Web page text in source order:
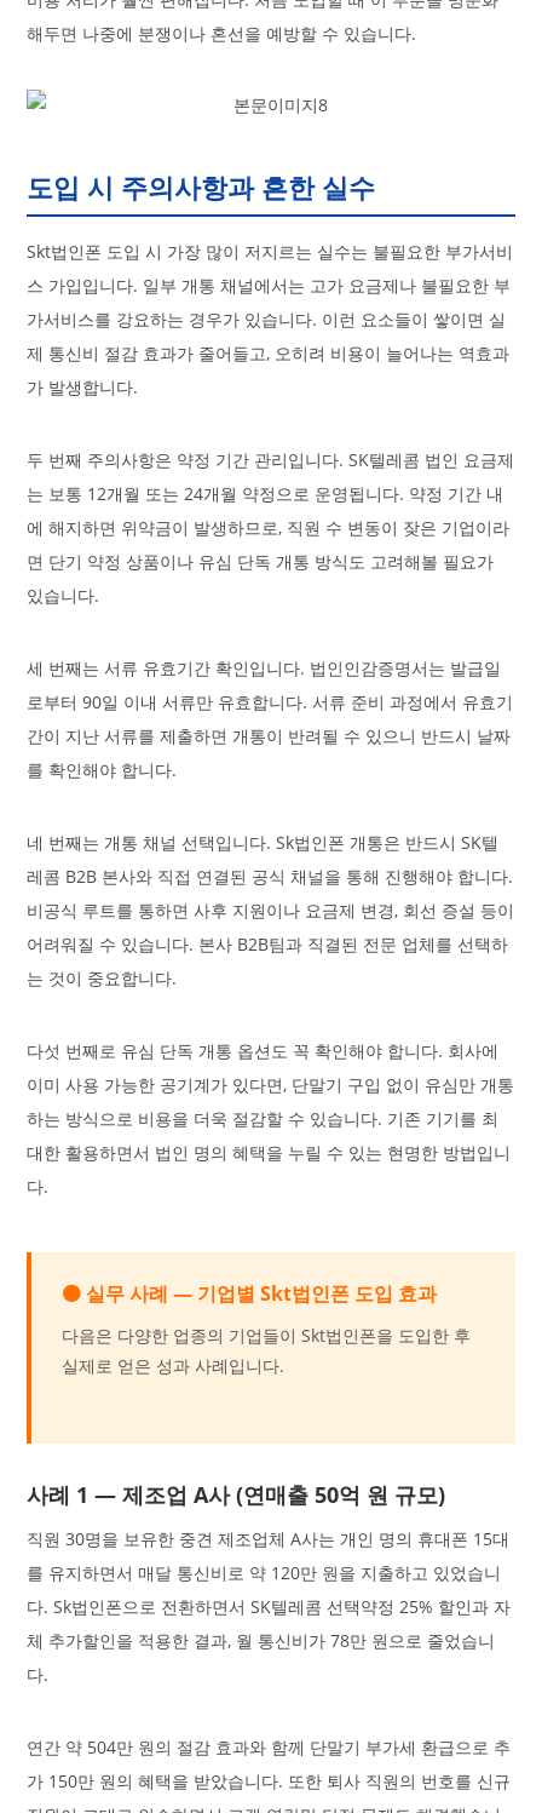
해두면 나중에 분쟁이나 혼선을 예방할 수 있습니다.
도입 시 주의사항과 흔한 실수
Skt법인폰 도입 시 가장 많이 저지르는 실수는 불필요한 부가서비
스 가입입니다. 일부 개통 채널에서는 고가 요금제나 불필요한 부
가서비스를 강요하는 경우가 있습니다. 이런 요소들이 쌓이면 실
제 통신비 절감 효과가 줄어들고, 오히려 비용이 늘어나는 역효과
가 발생합니다.
두 번째 주의사항은 약정 기간 관리입니다. SK텔레콤 법인 요금제
는 보통 12개월 또는 24개월 약정으로 운영됩니다. 약정 기간 내
에 해지하면 위약금이 발생하므로, 직원 수 변동이 잦은 기업이라
면 단기 약정 상품이나 유심 단독 개통 방식도 고려해볼 필요가
있습니다.
세 번째는 서류 유효기간 확인입니다. 법인인감증명서는 발급일
로부터 90일 이내 서류만 유효합니다. 서류 준비 과정에서 유효기
간이 지난 서류를 제출하면 개통이 반려될 수 있으니 반드시 날짜
를 확인해야 합니다.
네 번째는 개통 채널 선택입니다. Sk법인폰 개통은 반드시 SK텔
레콤 B2B 본사와 직접 연결된 공식 채널을 통해 진행해야 합니다.
비공식 루트를 통하면 사후 지원이나 요금제 변경, 회선 증설 등이
어려워질 수 있습니다. 본사 B2B팀과 직결된 전문 업체를 선택하
는 것이 중요합니다.
다섯 번째로 유심 단독 개통 옵션도 꼭 확인해야 합니다. 회사에
이미 사용 가능한 공기계가 있다면, 단말기 구입 없이 유심만 개통
하는 방식으로 비용을 더욱 절감할 수 있습니다. 기존 기기를 최
대한 활용하면서 법인 명의 혜택을 누릴 수 있는 현명한 방법입니
다.
🟠 실무 사례 — 기업별 Skt법인폰 도입 효과
다음은 다양한 업종의 기업들이 Skt법인폰을 도입한 후
실제로 얻은 성과 사례입니다.
사례 1 — 제조업 A사 (연매출 50억 원 규모)
직원 30명을 보유한 중견 제조업체 A사는 개인 명의 휴대폰 15대
를 유지하면서 매달 통신비로 약 120만 원을 지출하고 있었습니
다. Sk법인폰으로 전환하면서 SK텔레콤 선택약정 25% 할인과 자
체 추가할인을 적용한 결과, 월 통신비가 78만 원으로 줄었습니
다.
연간 약 504만 원의 절감 효과와 함께 단말기 부가세 환급으로 추
가 150만 원의 혜택을 받았습니다. 또한 퇴사 직원의 번호를 신규